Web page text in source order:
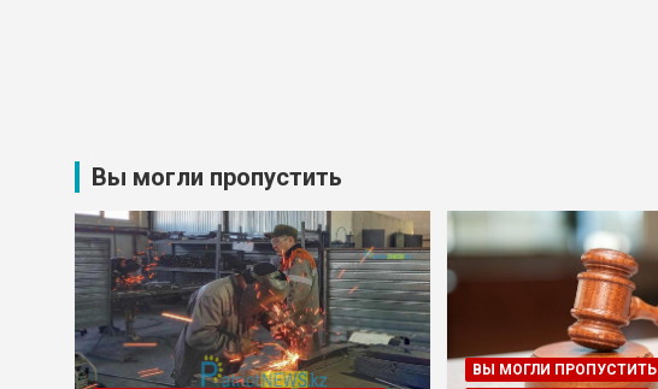
Вы могли пропустить
ВЫ МОГЛИ ПРОПУСТИТЬ